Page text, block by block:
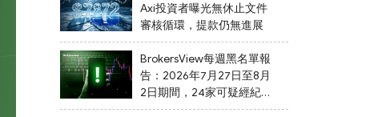
Axi投資者曝光無休止文件
審核循環，提款仍無進展
BrokersView每週黑名單報
告：2026年7月27日至8月
2日期間，24家可疑經紀商
被列入黑名單